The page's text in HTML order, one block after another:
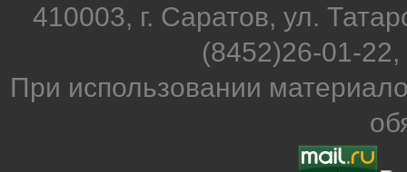
410003, г. Саратов, ул.
(8452)26-01-
При использовании